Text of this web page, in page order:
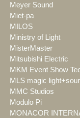
Meyer Sound
Miet-pa
MILOS
Ministry of Light
MisterMaster
Mitsubishi Electric
MKM Event Show
MLS magic
MMC Studios
Modulo Pi
MONACOR